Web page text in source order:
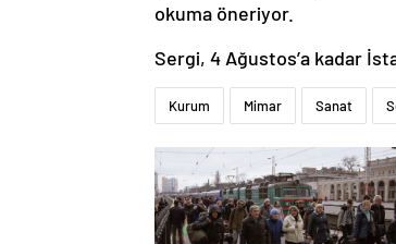
okuma öneriyor.
Sergi, 4 Ağustos’a kadar
Kurum Mimar Sanat